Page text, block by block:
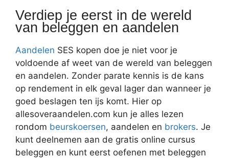
Verdiep je eerst in de wereld
van beleggen en aandelen
Aandelen SES kopen doe je niet voor je
voldoende af weet van de wereld van beleggen
en aandelen. Zonder parate kennis is de kans
op rendement in elk geval lager dan wanneer je
goed beslagen ten ijs komt. Hier op
allesoveraandelen.com kun je alles lezen
rondom beurskoersen, aandelen en brokers. Je
kunt deelnemen aan de gratis online cursus
beleggen en kunt eerst oefenen met beleggen